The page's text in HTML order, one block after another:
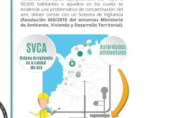
Catálogo de mapas
Catálogo de geoservicios
Visor geográfico SIAC